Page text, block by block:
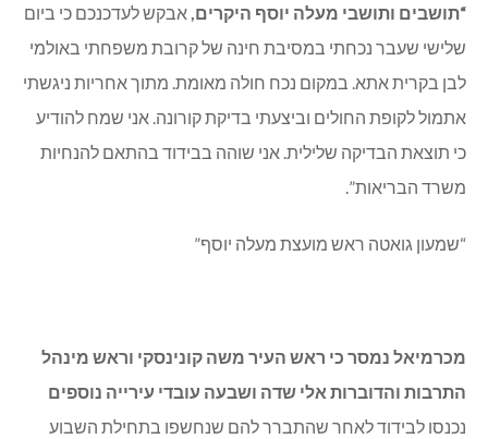
“תושבים ותושבי מעלה יוסף היקרים, אבקש לעדכנכם כי ביום
שלישי שעבר נכחתי במסיבת חינה של קרובת משפחתי באולמי
לבן בקרית אתא. במקום נכח חולה מאומת. מתוך אחריות ניגשתי
אתמול לקופת החולים וביצעתי בדיקת קורונה. אני שמח להודיע
כי תוצאת הבדיקה שלילית. אני שוהה בבידוד בהתאם להנחיות
משרד הבריאות”.
“שמעון גואטה ראש מועצת מעלה יוסף”
מכרמיאל נמסר כי ראש העיר משה קונינסקי וראש מינהל
התרבות והדוברות אלי שדה ושבעה עובדי עירייה נוספים
נכנסו לבידוד לאחר שהתברר להם שנחשפו בתחילת השבוע